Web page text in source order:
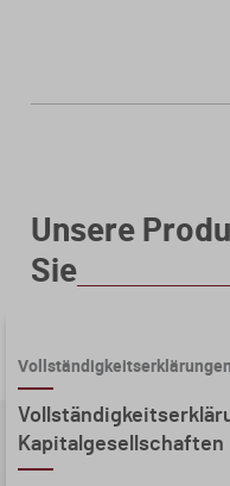
Unsere
Sie
Vollständigkeitserklärungen
Kapitalgesellschaften